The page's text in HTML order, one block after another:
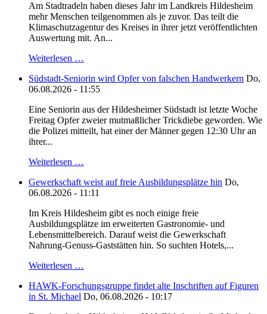
Am Stadtradeln haben dieses Jahr im Landkreis Hildesheim
mehr Menschen teilgenommen als je zuvor. Das teilt die
Klimaschutzagentur des Kreises in ihrer jetzt veröffentlichten
Auswertung mit. An...
Weiterlesen …
Südstadt-Seniorin wird Opfer von falschen Handwerkern Do,
06.08.2026 - 11:55
Eine Seniorin aus der Hildesheimer Südstadt ist letzte Woche
Freitag Opfer zweier mutmaßlicher Trickdiebe geworden. Wie
die Polizei mitteilt, hat einer der Männer gegen 12:30 Uhr an
ihrer...
Weiterlesen …
Gewerkschaft weist auf freie Ausbildungsplätze hin Do,
06.08.2026 - 11:11
Im Kreis Hildesheim gibt es noch einige freie
Ausbildungsplätze im erweiterten Gastronomie- und
Lebensmittelbereich. Darauf weist die Gewerkschaft
Nahrung-Genuss-Gaststätten hin. So suchten Hotels,...
Weiterlesen …
HAWK-Forschungsgruppe findet alte Inschriften auf Figuren
in St. Michael Do, 06.08.2026 - 10:17